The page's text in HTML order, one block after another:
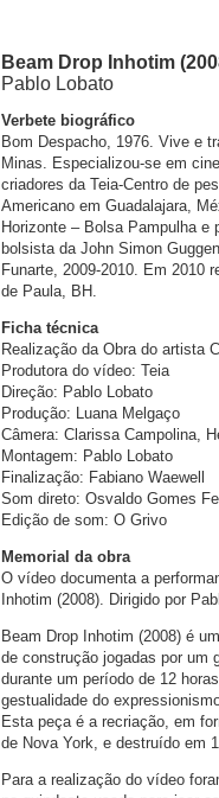
Beam Drop Inhotim
Pablo Lobato
Verbete biográfico
Bom Despacho, 1976. Vive e
Minas. Especializou-se em
criadores da Teia-Centro de
Americano em Guadalajara,
Horizonte – Bolsa Pampulha
bolsista da John Simon
Funarte, 2009-2010. Em 2010
de Paula, BH.
Ficha técnica
Realização da Obra do artista
Produtora do vídeo: Teia
Direção: Pablo Lobato
Produção: Luana Melgaço
Câmera: Clarissa Campolina,
Montagem: Pablo Lobato
Finalização: Fabiano Waewell
Som direto: Osvaldo Gomes
Edição de som: O Grivo
Memorial da obra
O vídeo documenta a
Inhotim (2008). Dirigido por
Beam Drop Inhotim (2008) é
de construção jogadas por um
durante um período de 12
gestualidade do
Esta peça é a recriação, em
de Nova York, e destruído em
Para a realização do vídeo